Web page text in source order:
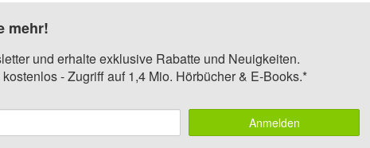
mehr!
und erhalte exklusive Rabatte und Neuigkeiten.
- Zugriff auf 1,4 Mio. Hörbücher & E-Books.*
Anmelden